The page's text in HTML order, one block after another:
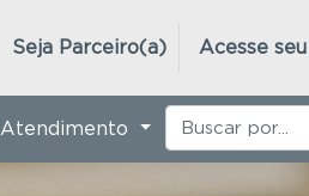
Acesse
Seja Parceiro(a)
Atendimento